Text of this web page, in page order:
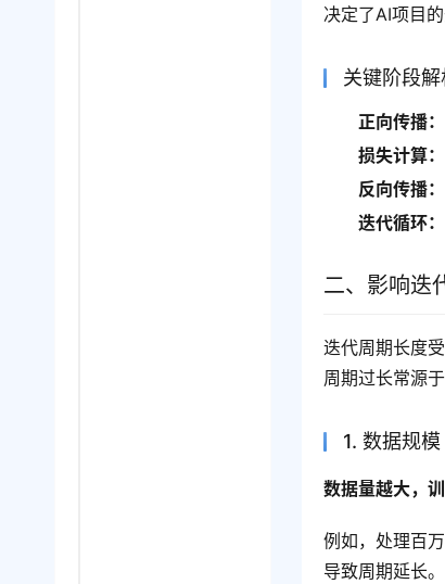
决定了AI项目
关键阶段解
正向传播：
损失计算：
反向传播：
迭代循环：
二、影响迭
迭代周期长度
周期过长常源于
1. 数据规模
数据量越大，
例如，处理百
导致周期延长。